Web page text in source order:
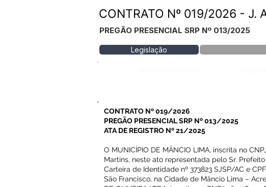
CONTRATO Nº 019/2026 - J.
PREGÃO PRESENCIAL SRP Nº 013/2025
Legislação
CONTRATO Nº 019/2026
PREGÃO PRESENCIAL SRP Nº 013/2025
ATA DE REGISTRO Nº 21/2025
O MUNICÍPIO DE MÂNCIO LIMA, inscrita no
Martins, neste ato representada pelo Sr.
Carteira de Identidade nº 373823 SJSP/AC e
São Francisco, na Cidade de Mâncio Lima –